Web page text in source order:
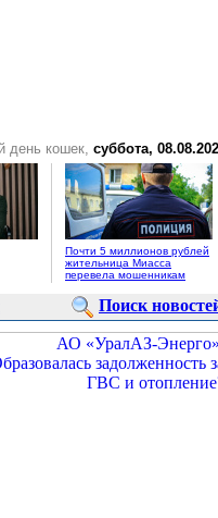
день кошек, суббота,
Почти 5 миллионов рублей
жительница Миасса
перевела мошенникам
Поиск